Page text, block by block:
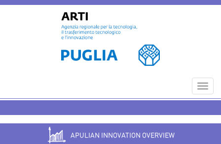
APULIAN INNOVATION OVERVIEW